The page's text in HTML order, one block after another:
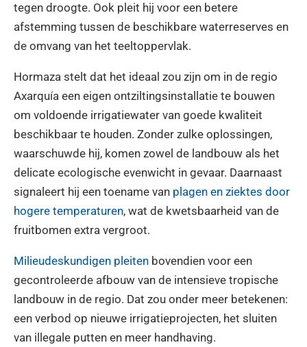
tegen droogte. Ook pleit hij voor een betere
afstemming tussen de beschikbare waterreserves en
de omvang van het teeltoppervlak.
Hormaza stelt dat het ideaal zou zijn om in de regio
Axarquía een eigen ontziltingsinstallatie te bouwen
om voldoende irrigatiewater van goede kwaliteit
beschikbaar te houden. Zonder zulke oplossingen,
waarschuwde hij, komen zowel de landbouw als het
delicate ecologische evenwicht in gevaar. Daarnaast
signaleert hij een toename van plagen en ziektes door
hogere temperaturen, wat de kwetsbaarheid van de
fruitbomen extra vergroot.
Milieudeskundigen pleiten bovendien voor een
gecontroleerde afbouw van de intensieve tropische
landbouw in de regio. Dat zou onder meer betekenen:
een verbod op nieuwe irrigatieprojecten, het sluiten
van illegale putten en meer handhaving.